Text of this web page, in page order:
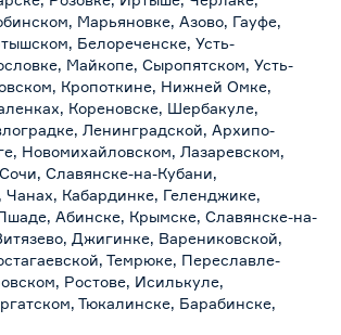
Марьяновке, Азово, Гауфе,
Белореченске, Усть-
Майкопе, Сыропятском, Усть-
Кропоткине, Нижней Омке,
Кореновске, Шербакуле,
Ленинградской, Архипо-
Новомихайловском, Лазаревском,
Славянске-на-Кубани,
Чанах, Кабардинке, Геленджике,
Абинске, Крымске, Славянске-на-
Джигинке, Варениковской,
Темрюке, Переславле-
Ростове, Исилькуле,
Тюкалинске, Барабинске,